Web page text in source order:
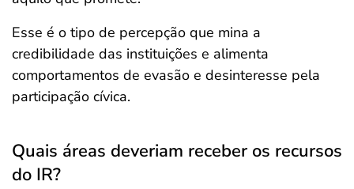
Esse é o tipo de percepção que mina a
credibilidade das instituições e alimenta
comportamentos de evasão e desinteresse pela
participação cívica.
Quais áreas deveriam receber os recursos
do IR?